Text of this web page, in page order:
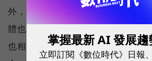
外，對深度學習、轉換器模型和分
體也需要有深刻理解，如何獲得足
也相當具有挑戰。這個領域具備結
掌握最新 AI 發展趨
立即訂閱《數位時代》日報